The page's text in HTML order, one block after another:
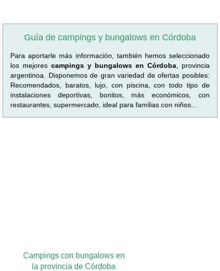
Guía de campings y bungalows en Córdoba
Para aportarle más información, también hemos seleccionado
los mejores campings y bungalows en Córdoba , provincia
argentinoa. Disponemos de gran variedad de ofertas posibles:
Recomendados, baratos, lujo, con piscina, con todo tipo de
instalaciones deportivas, bonitos, más económicos, con
restaurantes, supermercado, ideal para familias con niños...
Campings con bungalows en
la provincia de Córdoba